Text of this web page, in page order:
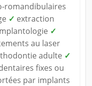
romandibulaires
✓ extraction
✓
au laser
adulte ✓
fixes ou
par implants